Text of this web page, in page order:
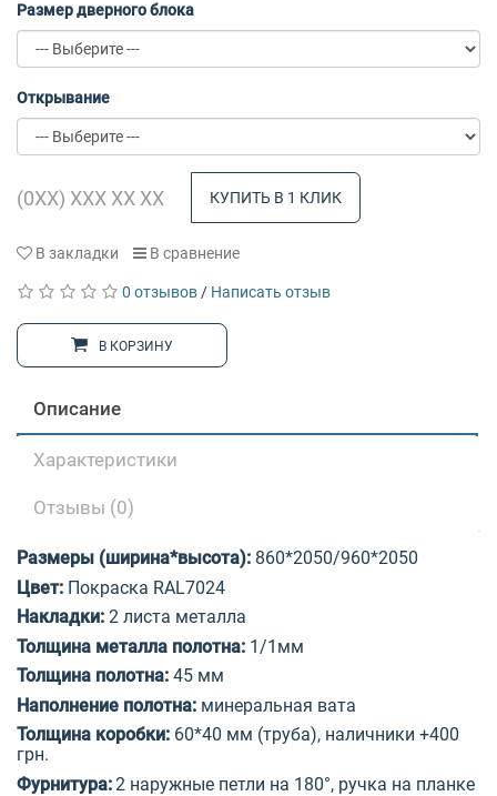
Размер дверного блока
Открывание
КУПИТЬ В 1 КЛИК
В закладки В сравнение
0 отзывов / Написать отзыв
В КОРЗИНУ
Описание
Характеристики
Отзывы (0)
Размеры (ширина*высота): 860*2050/960*2050
Цвет: Покраска RAL7024
Накладки: 2 листа металла
Толщина металла полотна: 1/1мм
Толщина полотна: 45 мм
Наполнение полотна: минеральная вата
Толщина коробки: 60*40 мм (труба), наличники +400
грн.
Фурнитура:2 наружные петли на 180°, ручка на планке